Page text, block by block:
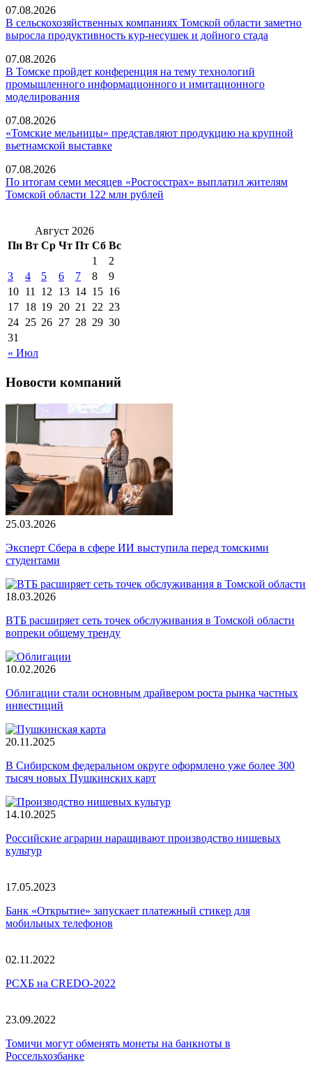
07.08.2026
В сельскохозяйственных компаниях Томской области заметно
выросла продуктивность кур-несушек и дойного стада
07.08.2026
В Томске пройдет конференция на тему технологий
промышленного информационного и имитационного
моделирования
07.08.2026
«Томские мельницы» представляют продукцию на крупной
вьетнамской выставке
07.08.2026
По итогам семи месяцев «Росгосстрах» выплатил жителям
Томской области 122 млн рублей
Август 2026
Пн Вт Ср Чт Пт Сб Вс
« Июл
1
2
3
4 5 6 7 8
9
10 11 12 13 14 15 16
17 18 19 20 21 22 23
24 25 26 27 28 29 30
31
Новости компаний
25.03.2026
Эксперт Сбера в сфере ИИ выступила перед томскими
студентами
18.03.2026
ВТБ расширяет сеть точек обслуживания в Томской области
вопреки общему тренду
10.02.2026
Облигации стали основным драйвером роста рынка частных
инвестиций
20.11.2025
В Сибирском федеральном округе оформлено уже более 300
тысяч новых Пушкинских карт
14.10.2025
Российские аграрии наращивают производство нишевых
культур
17.05.2023
Банк «Открытие» запускает платежный стикер для
мобильных телефонов
02.11.2022
РСХБ на CREDO-2022
23.09.2022
Томичи могут обменять монеты на банкноты в
Россельхозбанке